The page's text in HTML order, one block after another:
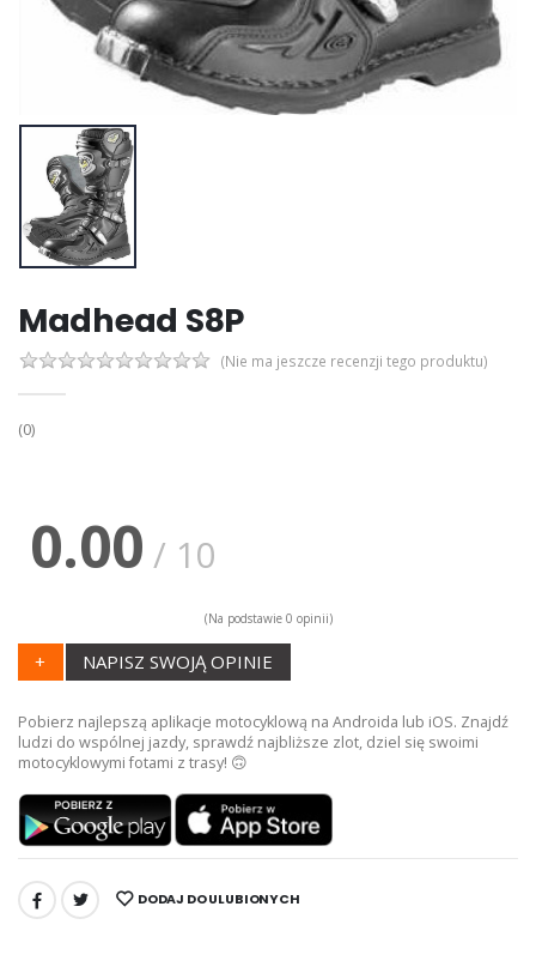
Madhead S8P
(Nie ma jeszcze recenzji tego produktu)
(0)
0.00 / 10
(Na podstawie 0 opinii)
+ NAPISZ SWOJĄ OPINIE
Pobierz najlepszą aplikacje motocyklową na Androida lub iOS. Znajdź
ludzi do wspólnej jazdy, sprawdź najbliższe zlot, dziel się swoimi
motocyklowymi fotami z trasy! 🙃
UDOSTĘPNIJ: DODAJ DO ULUBIONYCH